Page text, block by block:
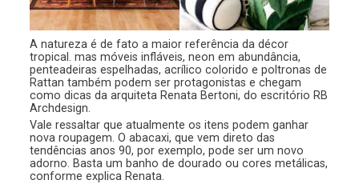
A natureza é de fato a maior referência da décor
tropical. mas móveis infláveis, neon em abundância,
penteadeiras espelhadas, acrílico colorido e poltronas de
Rattan também podem ser protagonistas e chegam
como dicas da arquiteta Renata Bertoni, do escritório RB
Archdesign.
Vale ressaltar que atualmente os itens podem ganhar
nova roupagem. O abacaxi, que vem direto das
tendências anos 90, por exemplo, pode ser um novo
adorno. Basta um banho de dourado ou cores metálicas,
conforme explica Renata.